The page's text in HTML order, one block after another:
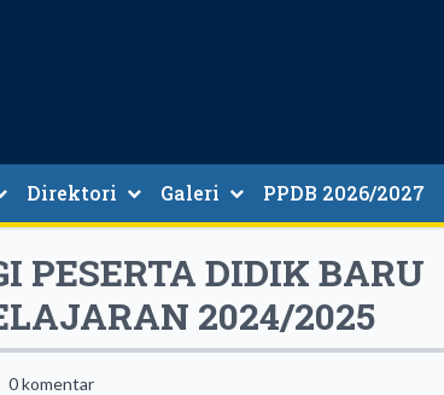
Direktori Galeri PPDB 2026/2027
PESERTA DIDIK BARU
2024/2025
0 komentar